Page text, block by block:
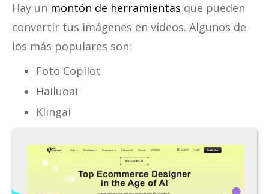
Hay un montón de herramientas que pueden
convertir tus imágenes en vídeos. Algunos de
los más populares son:
Foto Copilot
Hailuoai
Klingai